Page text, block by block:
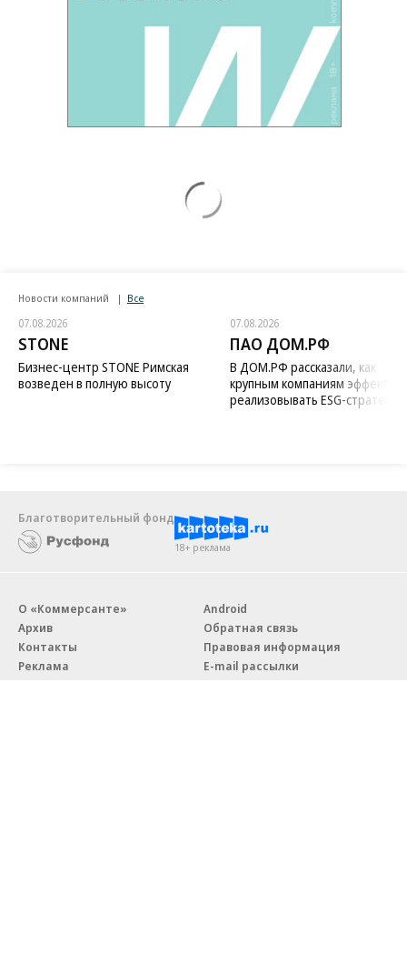
Новости компаний Все
07.08.2026
STONE
Бизнес-центр STONE Римская
возведен в полную высоту
07.08.2026
ПАО ДОМ.РФ
В ДОМ.РФ рассказали, как
крупным компаниям
реализовывать ESG-стратегию
Благотворительный фонд
18+ реклама
О «Коммерсанте»
Архив
Контакты
Реклама
Android
Обратная связь
Правовая информация
E-mail рассылки